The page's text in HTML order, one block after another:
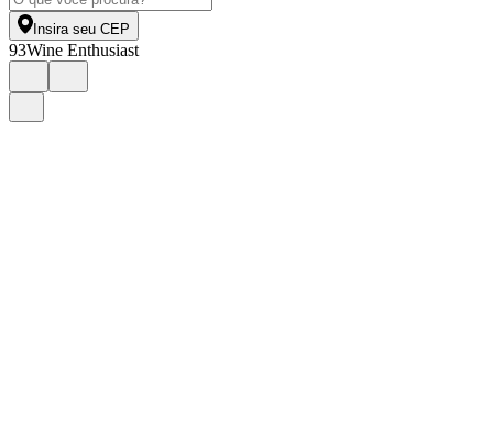
Insira seu CEP
93Wine Enthusiast